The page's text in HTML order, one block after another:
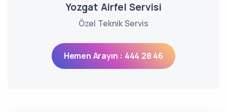
Yozgat Airfel Servisi
Özel Teknik Servis
Hemen Arayın : 444 28 46